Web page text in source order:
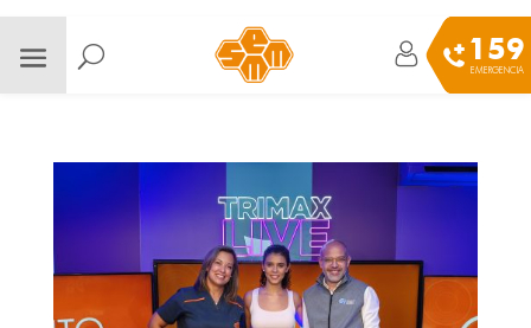
159
EMERGENCIA